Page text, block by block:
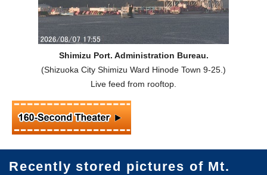
Shimizu Port. Administration Bureau.
(Shizuoka City Shimizu Ward Hinode Town 9-25.)
Live feed from rooftop.
Recently stored pictures of Mt.